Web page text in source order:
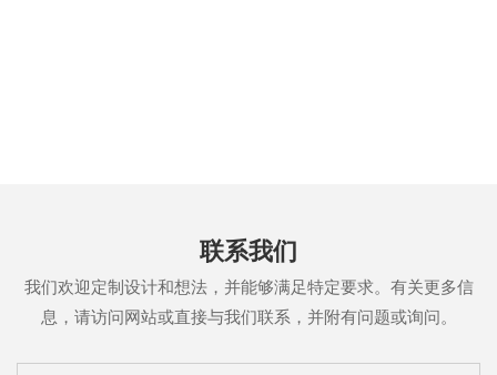
联系我们
我们欢迎定制设计和想法，并能够满足特定要求。有关更多信
息，请访问网站或直接与我们联系，并附有问题或询问。